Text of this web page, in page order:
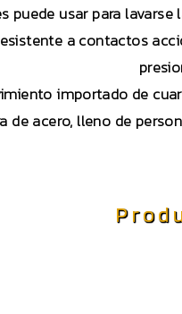
puede usar para
a contactos
importado de
de acero, lleno de